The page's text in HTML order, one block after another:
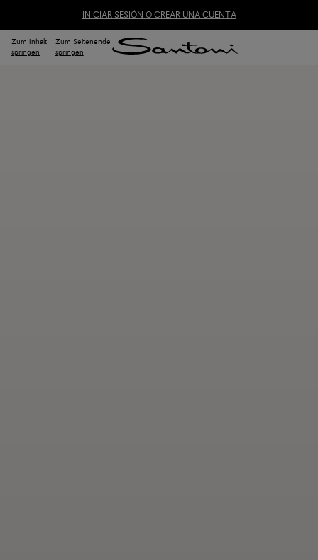
INICIAR SESIÓN O CREAR UNA CUENTA
Zum Inhalt
springen
Zum Seitenende
springen